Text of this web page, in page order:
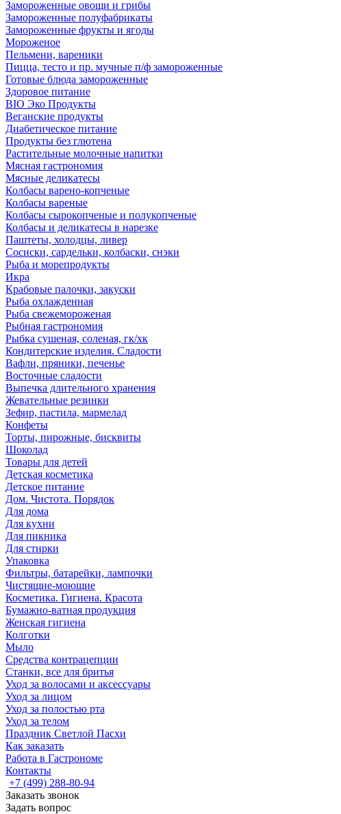
Замороженные овощи и грибы
Замороженные полуфабрикаты
Замороженные фрукты и ягоды
Мороженое
Пельмени, вареники
Пицца, тесто и пр. мучные п/ф замороженные
Готовые блюда замороженные
Здоровое питание
BIO Эко Продукты
Веганские продукты
Диабетическое питание
Продукты без глютена
Растительные молочные напитки
Мясная гастрономия
Мясные деликатесы
Колбасы варено-копченые
Колбасы вареные
Колбасы сырокопченые и полукопченые
Колбасы и деликатесы в нарезке
Паштеты, холодцы, ливер
Сосиски, сардельки, колбаски, снэки
Рыба и морепродукты
Икра
Крабовые палочки, закуски
Рыба охлажденная
Рыба свежемороженая
Рыбная гастрономия
Рыбка сушеная, соленая, гк/хк
Кондитерские изделия. Сладости
Вафли, пряники, печенье
Восточные сладости
Выпечка длительного хранения
Жевательные резинки
Зефир, пастила, мармелад
Конфеты
Торты, пирожные, бисквиты
Шоколад
Товары для детей
Детская косметика
Детское питание
Дом. Чистота. Порядок
Для дома
Для кухни
Для пикника
Для стирки
Упаковка
Фильтры, батарейки, лампочки
Чистящие-моющие
Косметика. Гигиена. Красота
Бумажно-ватная продукция
Женская гигиена
Колготки
Мыло
Средства контрацепции
Станки, все для бритья
Уход за волосами и аксессуары
Уход за лицом
Уход за полостью рта
Уход за телом
Праздник Светлой Пасхи
Как заказать
Работа в Гастрономе
Контакты
+7 (499) 288-80-94
Заказать звонок
Задать вопрос